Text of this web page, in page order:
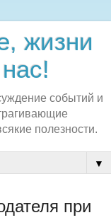
жизни
событий и
полезности.
▼
при